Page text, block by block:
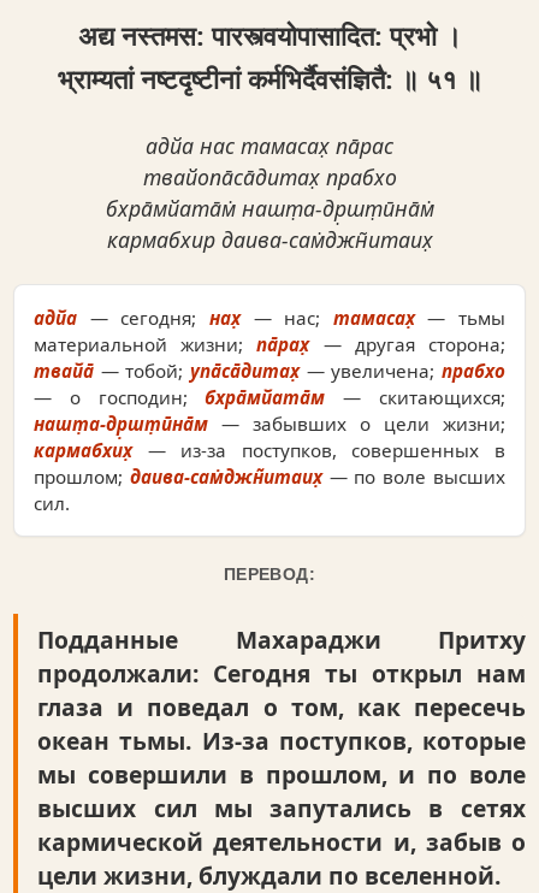
अद्य नस्तमस: पारस्त्वयोपासादित: प्रभो ।
भ्राम्यतां नष्टद‍ृष्टीनां कर्मभिर्दैवसंज्ञितै: ॥ ५१ ॥
адйа нас тамасах̣ па̄рас
твайопа̄са̄дитах̣ прабхо
бхра̄мйата̄м̇ нашт̣а-др̣шт̣ӣна̄м̇
кармабхир даива-сам̇джн̃итаих̣
адйа — сегодня; нах̣— нас; тамасах̣— тьмы
материальной жизни;па̄рах̣— другая сторона;
твайа̄ — тобой; упа̄са̄дитах̣— увеличена; прабхо
— о господин;бхра̄мйата̄м — скитающихся;
нашт̣а-др̣шт̣ӣна̄м — забывших о цели жизни;
кармабхих̣— из-за поступков, совершенных в
прошлом; даива-сам̇джн̃итаих̣— по воле высших
сил.
ПЕРЕВОД:
Подданные Махараджи Притху
продолжали: Сегодня ты открыл нам
глаза и поведал о том, как пересечь
океан тьмы. Из-за поступков, которые
мы совершили в прошлом, и по воле
высших сил мы запутались в сетях
кармической деятельности и, забыв о
цели жизни, блуждали по вселенной.